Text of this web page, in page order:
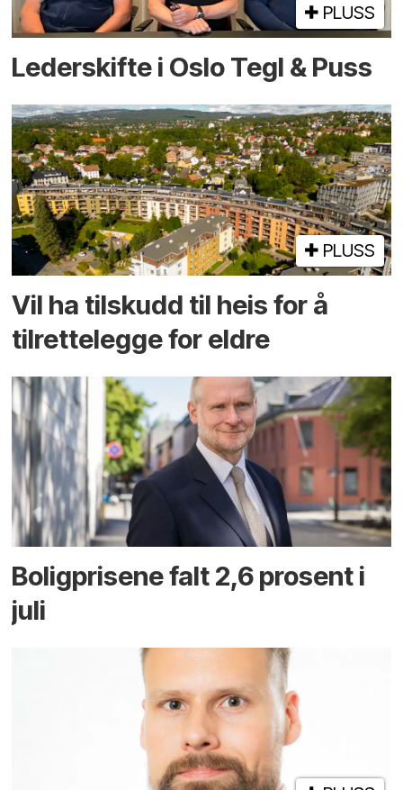
PLUSS
Lederskifte i Oslo Tegl & Puss
PLUSS
Vil ha tilskudd til heis for å
tilrettelegge for eldre
Boligprisene falt 2,6 prosent i
juli